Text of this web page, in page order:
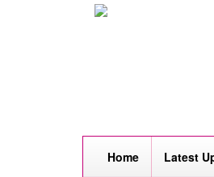
Home Latest